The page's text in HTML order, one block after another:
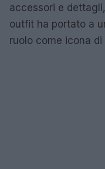
accessori e
outfit ha portato a
ruolo come icona di